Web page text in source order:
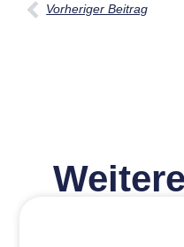
Vorheriger Beitrag